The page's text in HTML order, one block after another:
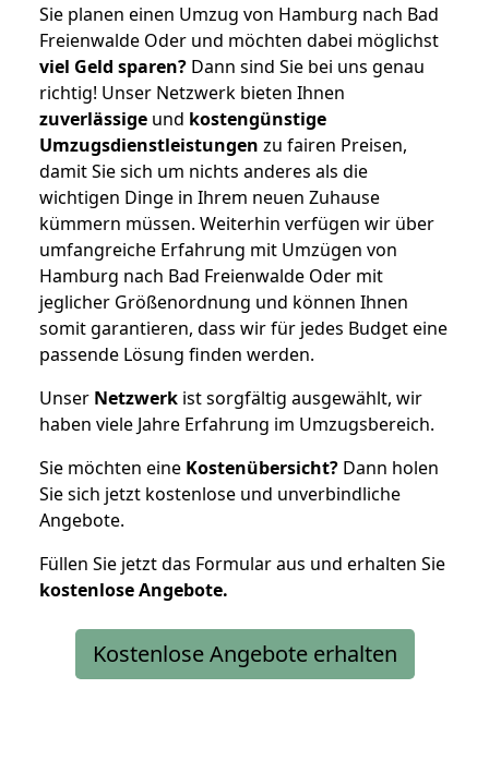
Sie planen einen Umzug von Hamburg nach Bad
Freienwalde Oder und möchten dabei möglichst
viel Geld sparen? Dann sind Sie bei uns genau
richtig! Unser Netzwerk bieten Ihnen
zuverlässige und kostengünstige
Umzugsdienstleistungen zu fairen Preisen,
damit Sie sich um nichts anderes als die
wichtigen Dinge in Ihrem neuen Zuhause
kümmern müssen. Weiterhin verfügen wir über
umfangreiche Erfahrung mit Umzügen von
Hamburg nach Bad Freienwalde Oder mit
jeglicher Größenordnung und können Ihnen
somit garantieren, dass wir für jedes Budget eine
passende Lösung finden werden.
Unser Netzwerk ist sorgfältig ausgewählt, wir
haben viele Jahre Erfahrung im Umzugsbereich.
Sie möchten eine Kostenübersicht? Dann holen
Sie sich jetzt kostenlose und unverbindliche
Angebote.
Füllen Sie jetzt das Formular aus und erhalten Sie
kostenloseAngebote.
Kostenlose Angebote erhalten